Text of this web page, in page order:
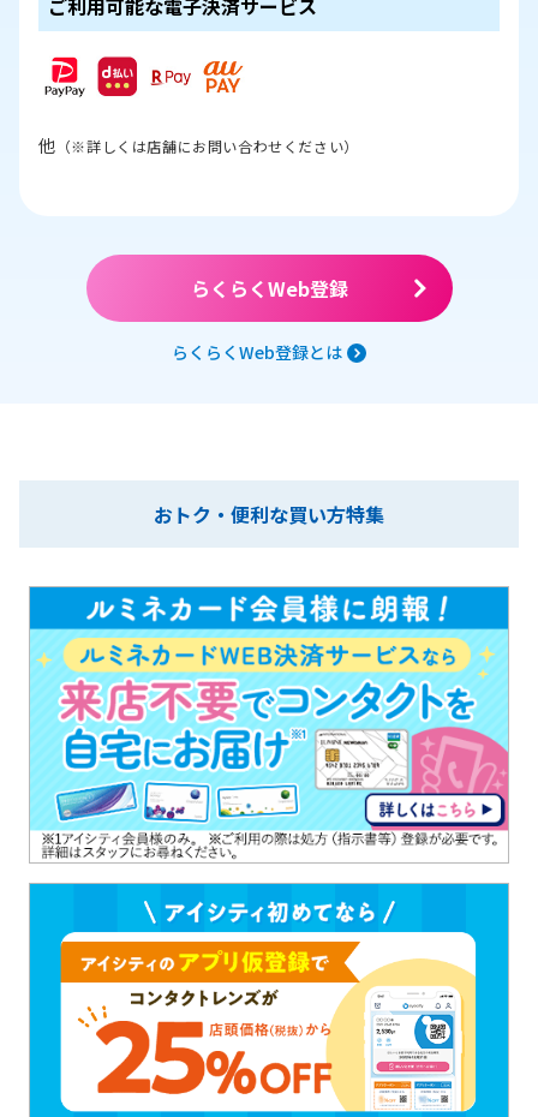
ご利用可能な電子決済サービス
他 （※詳しくは店舗にお問い合わせください）
らくらくWeb登録
らくらくWeb登録とは
おトク・便利な買い方特集